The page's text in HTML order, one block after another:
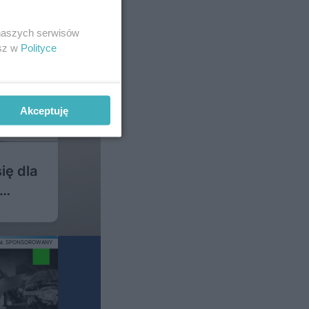
dla
SPONSOROWANY
serwisów
w Polityce
Akceptuję